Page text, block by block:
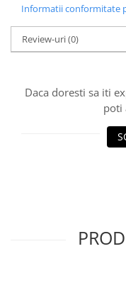
Informatii conformitate
Review-uri(0)
Daca doresti sa iti
poti